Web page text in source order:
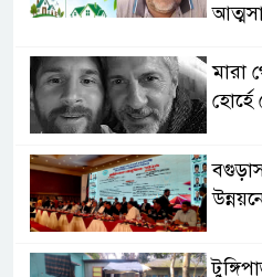
মারা
হোর্হে